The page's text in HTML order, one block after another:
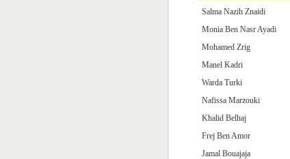
Salma Nazih Znaidi
Monia Ben Nasr Ayadi
Mohamed Zrig
Manel Kadri
Warda Turki
Nafissa Marzouki
Khalid Belhaj
Frej Ben Amor
Jamal Bouajaja